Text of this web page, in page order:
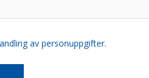
av personuppgifter.